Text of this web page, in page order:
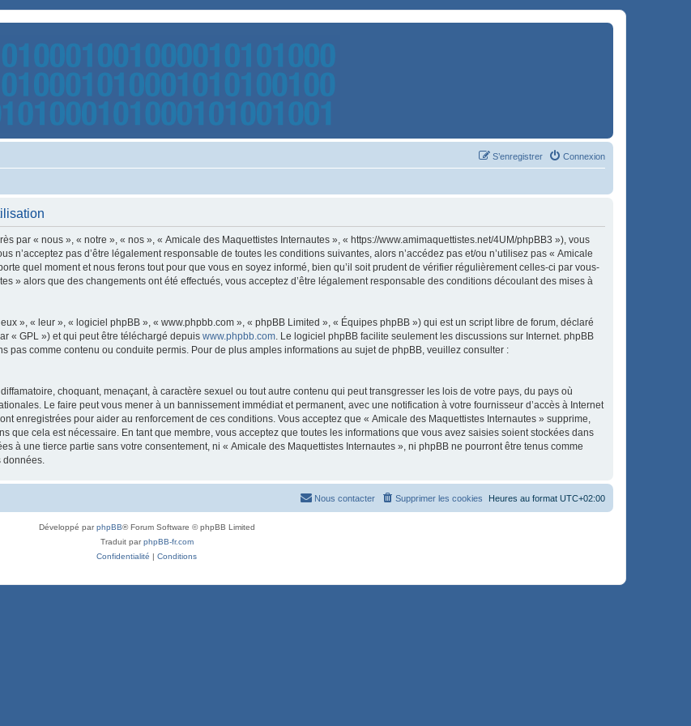
Connexion
S’enregistrer
par « nous », « notre », « nos », « Amicale des Maquettistes Internautes », « https://www.amimaquettistes.net/4UM/phpBB3 »), vous
n’acceptez pas d’être légalement responsable de toutes les conditions suivantes, alors n’accédez pas et/ou n’utilisez pas « Amicale
quel moment et nous ferons tout pour que vous en soyez informé, bien qu’il soit prudent de vérifier régulièrement celles-ci par vous-
» alors que des changements ont été effectués, vous acceptez d’être légalement responsable des conditions découlant des mises à
», « leur », « logiciel phpBB », « www.phpbb.com », « phpBB Limited », « Équipes phpBB ») qui est un script libre de forum, déclaré
« GPL ») et qui peut être téléchargé depuis www.phpbb.com. Le logiciel phpBB facilite seulement les discussions sur Internet. phpBB
pas comme contenu ou conduite permis. Pour de plus amples informations au sujet de phpBB, veuillez consulter :
choquant, menaçant, à caractère sexuel ou tout autre contenu qui peut transgresser les lois de votre pays, du pays où
Le faire peut vous mener à un bannissement immédiat et permanent, avec une notification à votre fournisseur d’accès à Internet
enregistrées pour aider au renforcement de ces conditions. Vous acceptez que « Amicale des Maquettistes Internautes » supprime,
que cela est nécessaire. En tant que membre, vous acceptez que toutes les informations que vous avez saisies soient stockées dans
à une tierce partie sans votre consentement, ni « Amicale des Maquettistes Internautes », ni phpBB ne pourront être tenus comme
données.
Heures au format UTC+02:00
Supprimer les cookies
Nous contacter
Développé parphpBB® Forum Software © phpBB Limited
Traduit parphpBB-fr.com
Confidentialité | Conditions